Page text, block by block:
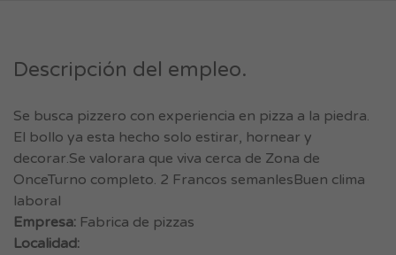
Descripción del empleo.
Se busca pizzero con experiencia en pizza a la piedra.
El bollo ya esta hecho solo estirar, hornear y
decorar.Se valorara que viva cerca de Zona de
OnceTurno completo. 2 Francos semanlesBuen clima
laboral
Empresa: Fabrica de pizzas
Localidad: